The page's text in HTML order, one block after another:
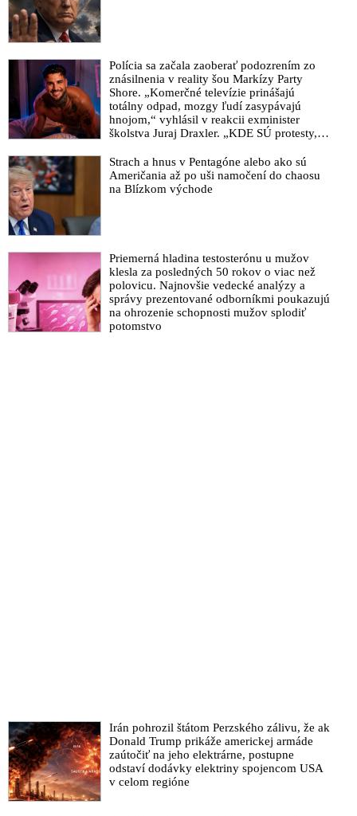
Polícia sa začala zaoberať podozrením zo
znásilnenia v reality šou Markízy Party
Shore. „Komerčné televízie prinášajú
totálny odpad, mozgy ľudí zasypávajú
hnojom,“ vyhlásil v reakcii exminister
školstva Juraj Draxler. „KDE SÚ protesty,
pracovníkov?“ spýtal sa
Strach a hnus v Pentagóne alebo ako sú
Američania až po uši namočení do chaosu
na Blízkom východe
Priemerná hladina testosterónu u mužov
klesla za posledných 50 rokov o viac než
polovicu. Najnovšie vedecké analýzy a
správy prezentované odborníkmi poukazujú
na ohrozenie schopnosti mužov splodiť
potomstvo
Irán pohrozil štátom Perzského zálivu, že ak
Donald Trump prikáže americkej armáde
zaútočiť na jeho elektrárne, postupne
odstaví dodávky elektriny spojencom USA
v celom regióne